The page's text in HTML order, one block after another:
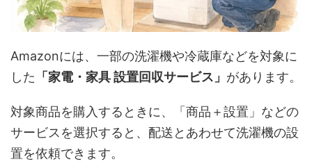
Amazonには、一部の洗濯機や冷蔵庫などを対象に
した 「家電・家具 設置回収サービス」 があります。
対象商品を購入するときに、「商品＋設置」などの
サービスを選択すると、配送とあわせて洗濯機の設
置を依頼できます。